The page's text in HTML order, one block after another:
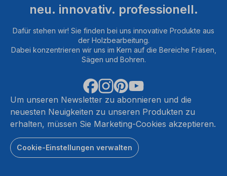
neu. innovativ. professionell.
Dafür stehen wir! Sie finden bei uns innovative Produkte aus
der Holzbearbeitung.
Dabei konzentrieren wir uns im Kern auf die Bereiche Fräsen,
Sägen und Bohren.
Um unseren Newsletter zu abonnieren und die
neuesten Neuigkeiten zu unseren Produkten zu
erhalten, müssen Sie Marketing-Cookies akzeptieren.
Cookie-Einstellungen verwalten